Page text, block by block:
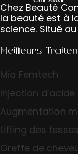
Chez Beauté
la beauté est à
science. Situé
Meilleurs
Mia Femtech
Injection
Augmentation
Lifting des fesses
Greffe de